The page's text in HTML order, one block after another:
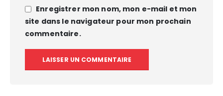
Enregistrer mon nom, mon e-mail et mon
site dans le navigateur pour mon prochain
commentaire.